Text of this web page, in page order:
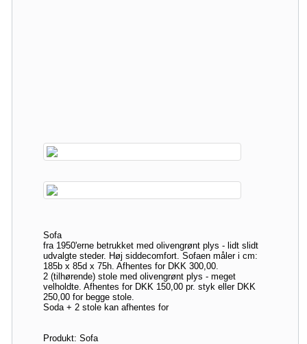
Sofa
fra 1950'erne betrukket med olivengrønt plys - lidt slidt
udvalgte steder. Høj siddecomfort. Sofaen måler i cm:
185b x 85d x 75h. Afhentes for DKK 300,00.
2 (tilhørende) stole med olivengrønt plys - meget
velholdte. Afhentes for DKK 150,00 pr. styk eller DKK
250,00 for begge stole.
Soda + 2 stole kan afhentes for
Produkt: Sofa